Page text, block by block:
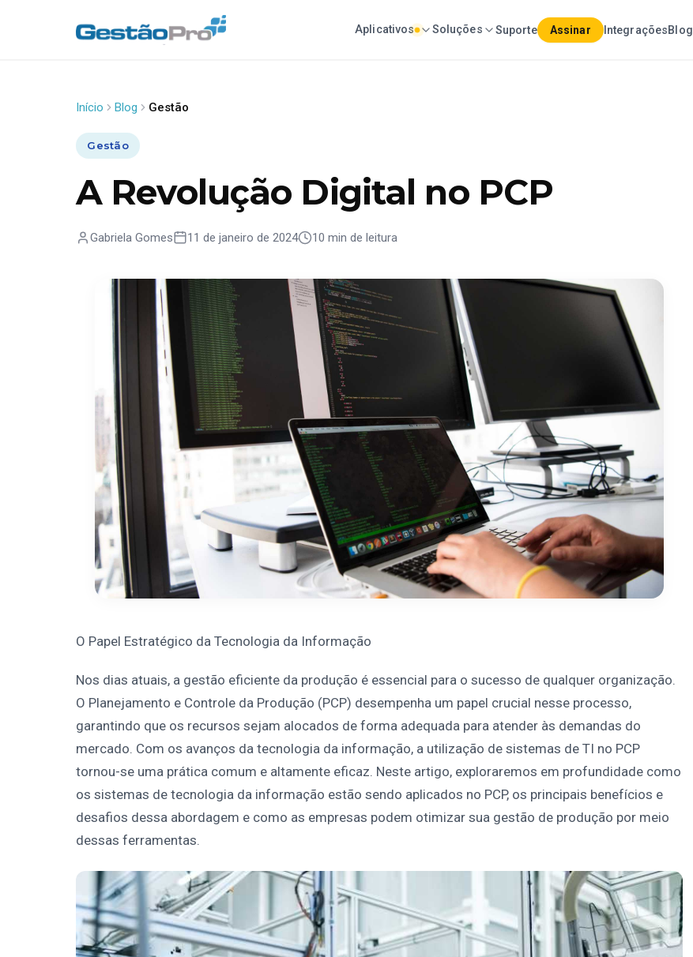
Aplicativos Soluções Suporte Assinar IntegraçõesBlog
Início Blog Gestão
Gestão
A Revolução Digital no PCP
Gabriela Gomes 11 de janeiro de 2024 10 min de leitura
O Papel Estratégico da Tecnologia da Informação
Nos dias atuais, a gestão eficiente da produção é essencial para o sucesso de qualquer organização.
O Planejamento e Controle da Produção (PCP) desempenha um papel crucial nesse processo,
garantindo que os recursos sejam alocados de forma adequada para atender às demandas do
mercado. Com os avanços da tecnologia da informação, a utilização de sistemas de TI no PCP
tornou-se uma prática comum e altamente eficaz. Neste artigo, exploraremos em profundidade como
os sistemas de tecnologia da informação estão sendo aplicados no PCP, os principais benefícios e
desafios dessa abordagem e como as empresas podem otimizar sua gestão de produção por meio
dessas ferramentas.